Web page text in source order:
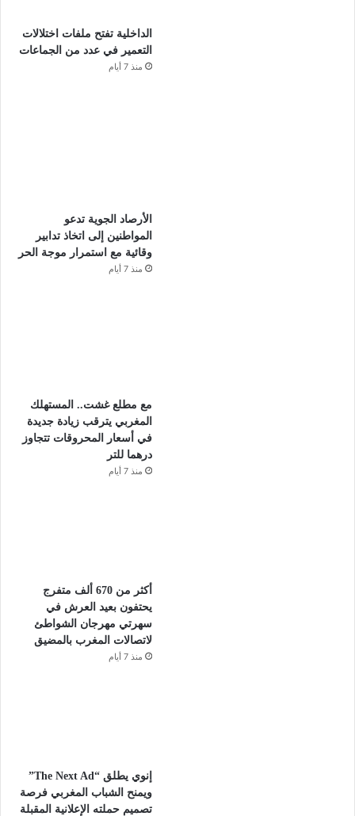
الداخلية تفتح ملفات اختلالات
التعمير في عدد من الجماعات
منذ 7 أيام
الأرصاد الجوية تدعو
المواطنين إلى اتخاذ تدابير
وقائية مع استمرار موجة الحر
منذ 7 أيام
مع مطلع غشت.. المستهلك
المغربي يترقب زيادة جديدة
في أسعار المحروقات تتجاوز
درهما للتر
منذ 7 أيام
أكثر من 670 ألف متفرج
يحتفون بعيد العرش في
سهرتي مهرجان الشواطئ
لاتصالات المغرب بالمضيق
منذ 7 أيام
إنوي يطلق “The Next Ad”
ويمنح الشباب المغربي فرصة
تصميم حملته الإعلانية المقبلة